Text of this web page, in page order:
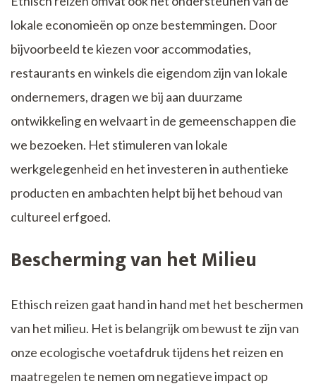
lokale economieën op onze bestemmingen. Door
bijvoorbeeld te kiezen voor accommodaties,
restaurants en winkels die eigendom zijn van lokale
ondernemers, dragen we bij aan duurzame
ontwikkeling en welvaart in de gemeenschappen die
we bezoeken. Het stimuleren van lokale
werkgelegenheid en het investeren in authentieke
producten en ambachten helpt bij het behoud van
cultureel erfgoed.
Bescherming van het Milieu
Ethisch reizen gaat hand in hand met het beschermen
van het milieu. Het is belangrijk om bewust te zijn van
onze ecologische voetafdruk tijdens het reizen en
maatregelen te nemen om negatieve impact op